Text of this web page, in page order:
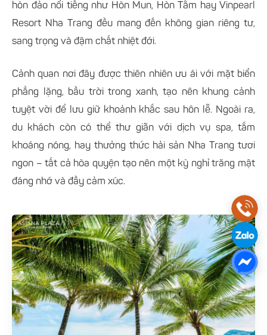
hòn đảo nổi tiếng như Hòn Mun, Hòn Tằm hay Vinpearl
Resort Nha Trang đều mang đến không gian riêng tư,
sang trọng và đậm chất nhiệt đới.
Cảnh quan nơi đây được thiên nhiên ưu ái với mặt biển
phẳng lặng, bầu trời trong xanh, tạo nên khung cảnh
tuyệt vời để lưu giữ khoảnh khắc sau hôn lễ. Ngoài ra,
du khách còn có thể thư giãn với dịch vụ spa, tắm
khoáng nóng, hay thưởng thức hải sản Nha Trang tươi
ngon – tất cả hòa quyện tạo nên một kỳ nghỉ trăng mật
đáng nhớ và đầy cảm xúc.